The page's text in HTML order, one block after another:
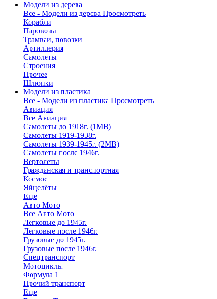
Модели из дерева
Все - Модели из дерева Просмотреть
Корабли
Паровозы
Трамваи, повозки
Артиллерия
Самолеты
Строения
Прочее
Шлюпки
Модели из пластика
Все - Модели из пластика Просмотреть
Авиация
Все Авиация
Самолеты до 1918г. (1МВ)
Самолеты 1919-1938г.
Самолеты 1939-1945г. (2МВ)
Самолеты после 1946г.
Вертолеты
Гражданская и транспортная
Космос
Яйцелёты
Еще
Авто Мото
Все Авто Мото
Легковые до 1945г.
Легковые после 1946г.
Грузовые до 1945г.
Грузовые после 1946г.
Спецтранспорт
Мотоциклы
Формула 1
Прочий транспорт
Еще